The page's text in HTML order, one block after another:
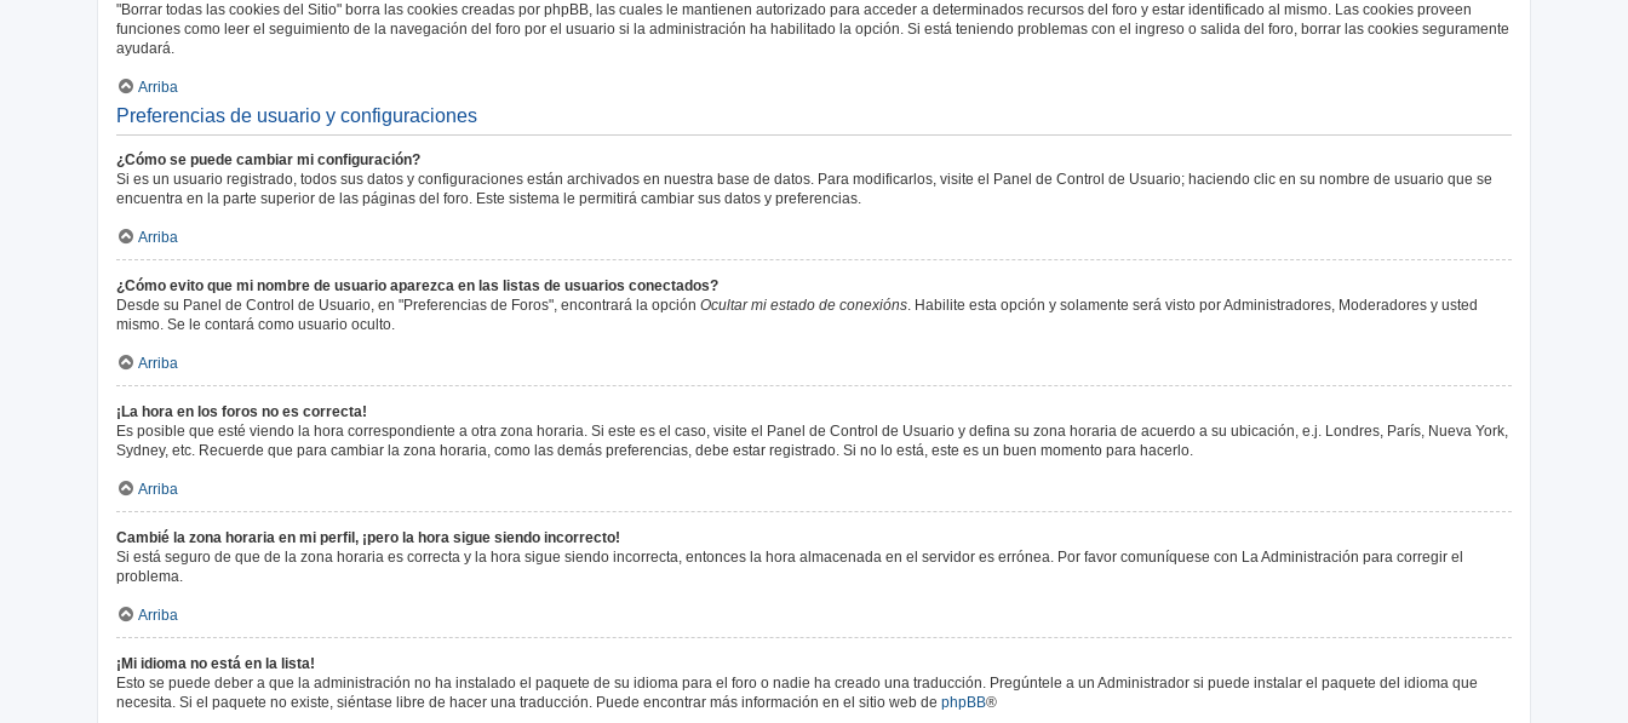
"Borrar todas las cookies del Sitio" borra las cookies creadas por phpBB, las cuales le mantienen autorizado para acceder a determinados recursos del foro y estar identificado al mismo. Las cookies proveen
funciones como leer el seguimiento de la navegación del foro por el usuario si la administración ha habilitado la opción. Si está teniendo problemas con el ingreso o salida del foro, borrar las cookies seguramente
ayudará.
Arriba
Preferencias de usuario y configuraciones
¿Cómo se puede cambiar mi configuración?
Si es un usuario registrado, todos sus datos y configuraciones están archivados en nuestra base de datos. Para modificarlos, visite el Panel de Control de Usuario; haciendo clic en su nombre de usuario que se
encuentra en la parte superior de las páginas del foro. Este sistema le permitirá cambiar sus datos y preferencias.
Arriba
¿Cómo evito que mi nombre de usuario aparezca en las listas de usuarios conectados?
Desde su Panel de Control de Usuario, en "Preferencias de Foros", encontrará la opción Ocultar mi estado de conexións. Habilite esta opción y solamente será visto por Administradores, Moderadores y usted
mismo. Se le contará como usuario oculto.
Arriba
¡La hora en los foros no es correcta!
Es posible que esté viendo la hora correspondiente a otra zona horaria. Si este es el caso, visite el Panel de Control de Usuario y defina su zona horaria de acuerdo a su ubicación, e.j. Londres, París, Nueva York,
Sydney, etc. Recuerde que para cambiar la zona horaria, como las demás preferencias, debe estar registrado. Si no lo está, este es un buen momento para hacerlo.
Arriba
Cambié la zona horaria en mi perfil, ¡pero la hora sigue siendo incorrecto!
Si está seguro de que de la zona horaria es correcta y la hora sigue siendo incorrecta, entonces la hora almacenada en el servidor es errónea. Por favor comuníquese con La Administración para corregir el
problema.
Arriba
¡Mi idioma no está en la lista!
Esto se puede deber a que la administración no ha instalado el paquete de su idioma para el foro o nadie ha creado una traducción. Pregúntele a un Administrador si puede instalar el paquete del idioma que
necesita. Si el paquete no existe, siéntase libre de hacer una traducción. Puede encontrar más información en el sitio web de phpBB®